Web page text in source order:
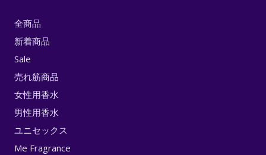
全商品
新着商品
Sale
売れ筋商品
女性用香水
男性用香水
ユニセックス
Me Fragrance